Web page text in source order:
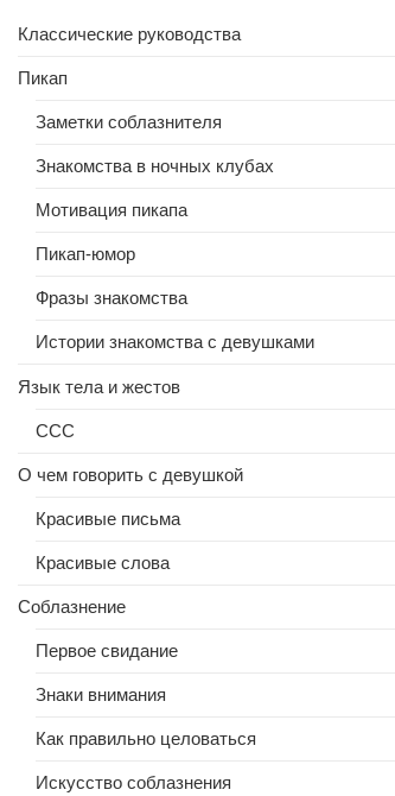
Классические руководства
Пикап
Заметки соблазнителя
Знакомства в ночных клубах
Мотивация пикапа
Пикап-юмор
Фразы знакомства
Истории знакомства с девушками
Язык тела и жестов
ССС
О чем говорить с девушкой
Красивые письма
Красивые слова
Соблазнение
Первое свидание
Знаки внимания
Как правильно целоваться
Искусство соблазнения